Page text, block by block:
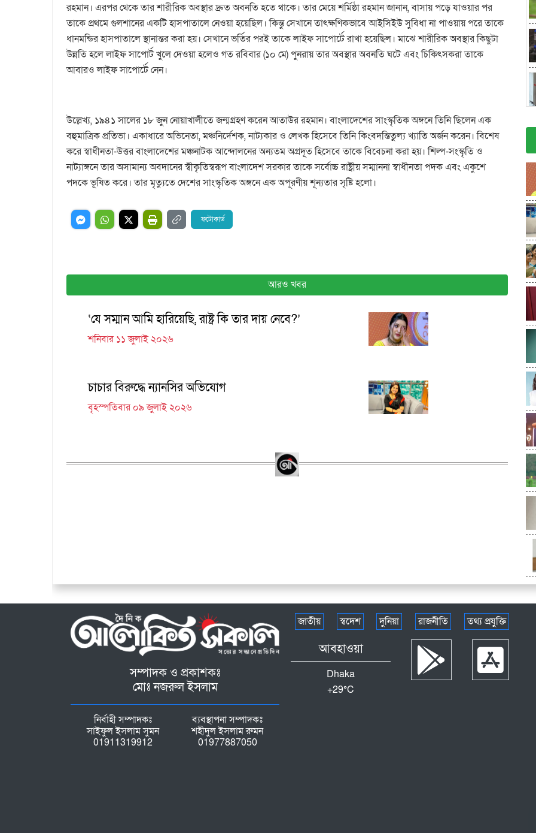
রহমান। এরপর থেকে তার শারীরিক অবস্থার দ্রুত অবনতি হতে থাকে। তার মেয়ে শর্মিষ্ঠা রহমান জানান, বাসায় পড়ে যাওয়ার পর
তাকে প্রথমে গুলশানের একটি হাসপাতালে নেওয়া হয়েছিল। কিন্তু সেখানে তাৎক্ষণিকভাবে আইসিইউ সুবিধা না পাওয়ায় পরে তাকে
ধানমন্ডির হাসপাতালে স্থানান্তর করা হয়। সেখানে ভর্তির পরই তাকে লাইফ সাপোর্টে রাখা হয়েছিল। মাঝে শারীরিক অবস্থার কিছুটা
উন্নতি হলে লাইফ সাপোর্ট খুলে দেওয়া হলেও গত রবিবার (১০ মে) পুনরায় তার অবস্থার অবনতি ঘটে এবং চিকিৎসকরা তাকে
আবারও লাইফ সাপোর্টে নেন।
উল্লেখ্য, ১৯৪১ সালের ১৮ জুন নোয়াখালীতে জন্মগ্রহণ করেন আতাউর রহমান। বাংলাদেশের সাংস্কৃতিক অঙ্গনে তিনি ছিলেন এক
বহুমাত্রিক প্রতিভা। একাধারে অভিনেতা, মঞ্চনির্দেশক, নাট্যকার ও লেখক হিসেবে তিনি কিংবদন্তিতুল্য খ্যাতি অর্জন করেন। বিশেষ
করে স্বাধীনতা-উত্তর বাংলাদেশের মঞ্চনাটক আন্দোলনের অন্যতম অগ্রদূত হিসেবে তাকে বিবেচনা করা হয়। শিল্প-সংস্কৃতি ও
নাট্যাঙ্গনে তার অসামান্য অবদানের স্বীকৃতিস্বরূপ বাংলাদেশ সরকার তাকে সর্বোচ্চ রাষ্ট্রীয় সম্মাননা স্বাধীনতা পদক এবং একুশে
পদকে ভূষিত করে। তার মৃত্যুতে দেশের সাংস্কৃতিক অঙ্গনে এক অপূরণীয় শূন্যতার সৃষ্টি হলো।
ফটোকার্ড
আরও খবর
‘যে সম্মান আমি হারিয়েছি, রাষ্ট্র কি তার দায় নেবে?’
শনিবার ১১ জুলাই ২০২৬
চাচার বিরুদ্ধে ন্যানসির অভিযোগ
বৃহস্পতিবার ০৯ জুলাই ২০২৬
সম্পাদক ও প্রকাশকঃ
মোঃ নজরুল ইসলাম
নির্বাহী সম্পাদকঃ
সাইফুল ইসলাম সুমন
01911319912
ব্যবস্থাপনা সম্পাদকঃ
শহীদুল ইসলাম রুমন
01977887050
জাতীয় স্বদেশ দুনিয়া রাজনীতি তথ্য প্রযুক্তি
আবহাওয়া
Dhaka
+29°C